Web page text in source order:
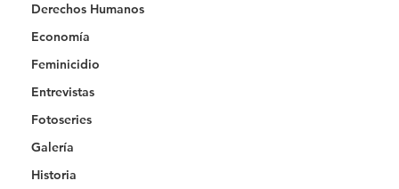
Derechos Humanos
Economía
Feminicidio
Entrevistas
Fotoseries
Galería
Historia